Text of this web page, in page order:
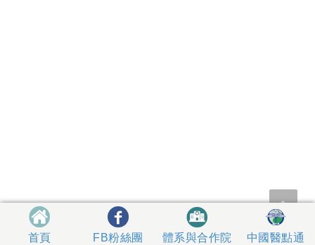
首頁 FB粉絲團
體系與合作院
中國醫點通